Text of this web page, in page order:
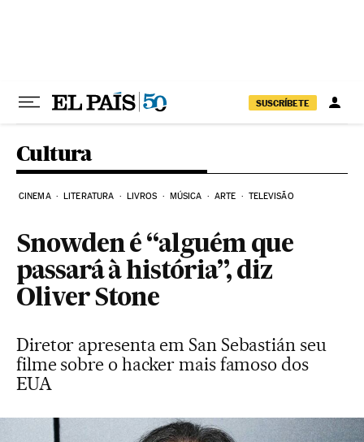
SUSCRÍBETE
Cultura
CINEMA LITERATURA LIVROS MÚSICA ARTE TELEVISÃO
Snowden é “alguém que
passará à história”, diz
Oliver Stone
Diretor apresenta em San Sebastián seu
filme sobre o hacker mais famoso dos
EUA